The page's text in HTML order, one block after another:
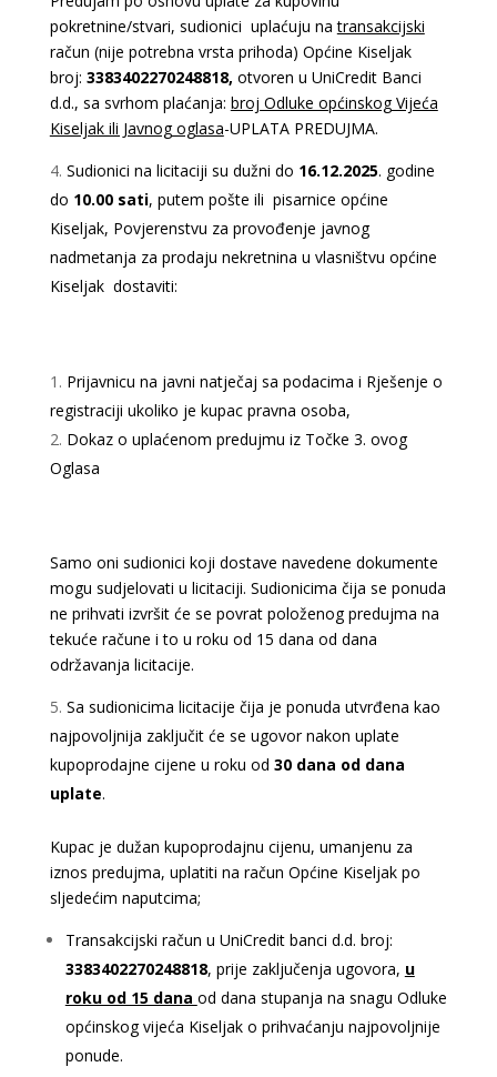
pokretnine/stvari, sudionici uplaćuju natransakcijski
račun (nije potrebna vrsta prihoda) Općine Kiseljak
broj: 3383402270248818, otvoren u UniCredit Banci
d.d., sa svrhom plaćanja: broj Odluke općinskog Vijeća
Kiseljak ili Javnog oglasa-UPLATA PREDUJMA.
Sudionici na licitaciji su dužni do 16.12.2025. godine
do 10.00 sati, putem pošte ili pisarnice općine
Kiseljak, Povjerenstvu za provođenje javnog
nadmetanja za prodaju nekretnina u vlasništvu općine
Kiseljak dostaviti:
Prijavnicu na javni natječaj sa podacima i Rješenje o
registraciji ukoliko je kupac pravna osoba,
Dokaz o uplaćenom predujmu iz Točke 3. ovog
Oglasa
Samo oni sudionici koji dostave navedene dokumente
mogu sudjelovati u licitaciji. Sudionicima čija se ponuda
ne prihvati izvršit će se povrat položenog predujma na
tekuće račune i to u roku od 15 dana od dana
održavanja licitacije.
Sa sudionicima licitacije čija je ponuda utvrđena kao
najpovoljnija zaključit će se ugovor nakon uplate
kupoprodajne cijene u roku od 30 dana od dana
uplate.
Kupac je dužan kupoprodajnu cijenu, umanjenu za
iznos predujma, uplatiti na račun Općine Kiseljak po
sljedećim naputcima;
Transakcijski račun u UniCredit banci d.d. broj:
3383402270248818, prije zaključenja ugovora, u
roku od 15 dana od dana stupanja na snagu Odluke
općinskog vijeća Kiseljak o prihvaćanju najpovoljnije
ponude.